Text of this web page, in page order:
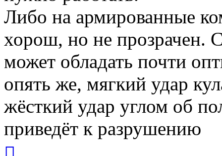
Либо на армированные
хорош, но не прозрачен.
может обладать почти
опять же, мягкий удар
жёсткий удар углом об
приведёт к разрушению